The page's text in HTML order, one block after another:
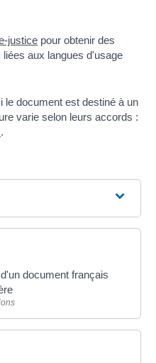
justice pour obtenir des
aux langues d'usage
le document est destiné à un
varie selon leurs accords :
.
document français